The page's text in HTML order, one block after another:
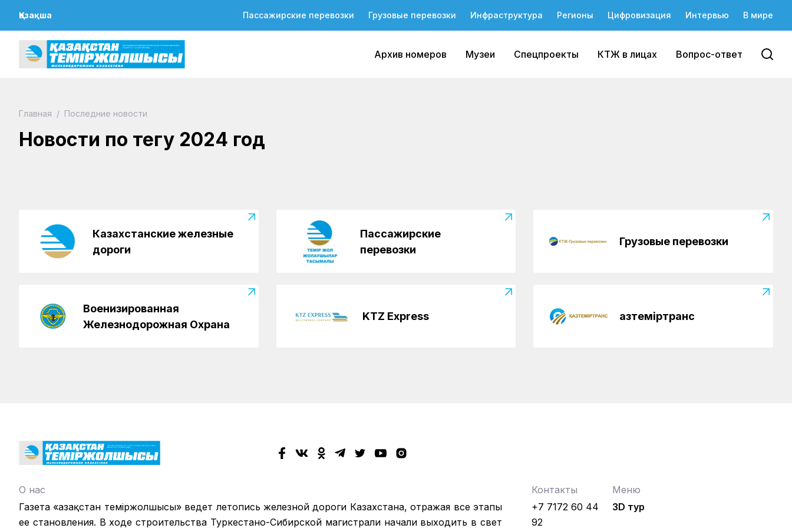
Қазақша Пассажирские перевозки Грузовые перевозки Инфраструктура Регионы Цифровизация Интервью В мире
Архив номеров Музеи Спецпроекты КТЖ в лицах Вопрос-ответ
Главная / Последние новости
Новости по тегу 2024 год
Около 28 млн тонн грузов
планируют перевезти между
Казахстаном и Китаем в
следующем году
Казахстанские железные
дороги
Пассажирские
перевозки
Грузовые перевозки
Военизированная
Железнодорожная Охрана
KTZ Express Қазтеміртранс
О нас
Газета «Қазақстан теміржолшысы» ведет летопись железной дороги Казахстана, отражая все этапы
ее становления. В ходе строительства Туркестано-Сибирской магистрали начали выходить в свет
Контакты
+7 7172 60 44
92
Меню
3D тур